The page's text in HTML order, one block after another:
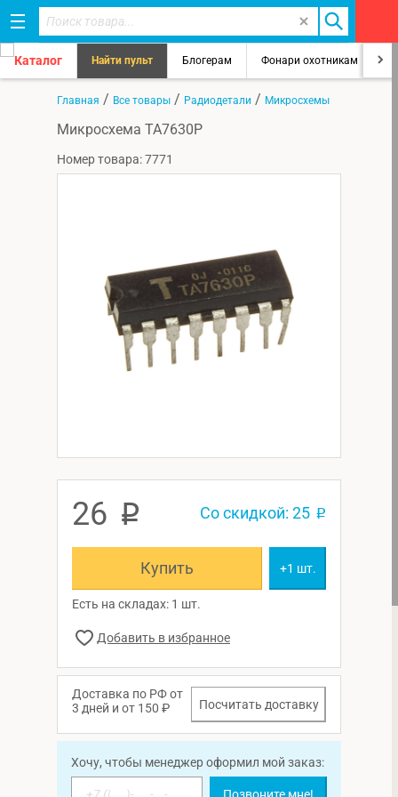
Каталог Найти пульт Блогерам Фонари охотникам
Главная / Все товары / Радиодетали / Микросхемы
Микросхема TA7630P
Номер товара: 7771
26 p Со скидкой: 25 p
Купить +1 шт.
Есть на складах: 1 шт.
Доставка по РФ от
3 дней и от 150 ₽
Посчитать доставку
Хочу, чтобы менеджер оформил мой заказ:
Позвоните мне!